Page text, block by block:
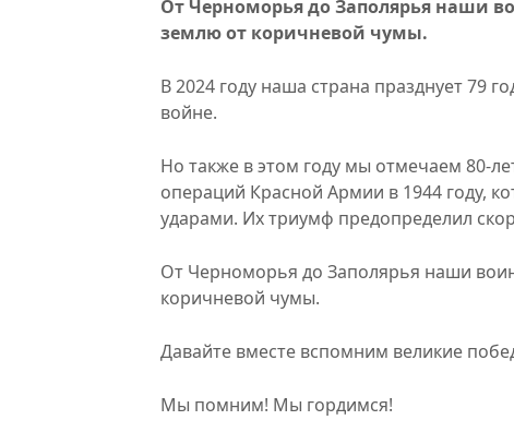
От Черноморья до Заполярья наши
землю от коричневой чумы.
В 2024 году наша страна празднует 79
войне.
Но также в этом году мы отмечаем 80-
операций Красной Армии в 1944 году,
ударами. Их триумф предопределил
От Черноморья до Заполярья наши
коричневой чумы.
Давайте вместе вспомним великие
Мы помним! Мы гордимся!